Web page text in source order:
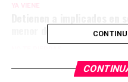
YA VIENE
menor de 3 años
Aseguran tres
combustible ilegal en